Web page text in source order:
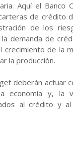
Aquí el Banco
de crédito
de los
demanda de
de la
la producción.
deberán actuar
economía y, la
al crédito y